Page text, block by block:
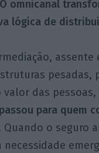
O omnicanal
lógica de
assente
pesadas,
das pessoas,
para quem
Quando o seguro